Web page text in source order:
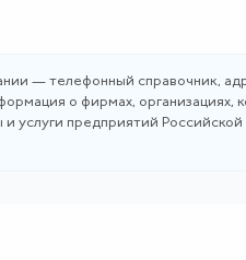
— телефонный справочник,
о фирмах, организациях,
и услуги предприятий